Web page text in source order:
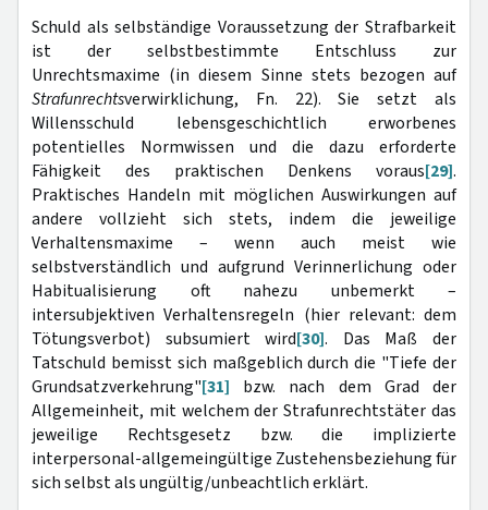
Schuld als selbständige Voraussetzung der Strafbarkeit
ist der selbstbestimmte Entschluss zur
Unrechtsmaxime (in diesem Sinne stets bezogen auf
Strafunrechtsverwirklichung, Fn. 22). Sie setzt als
Willensschuld lebensgeschichtlich erworbenes
potentielles Normwissen und die dazu erforderte
Fähigkeit des praktischen Denkens voraus[29].
Praktisches Handeln mit möglichen Auswirkungen auf
andere vollzieht sich stets, indem die jeweilige
Verhaltensmaxime – wenn auch meist wie
selbstverständlich und aufgrund Verinnerlichung oder
Habitualisierung oft nahezu unbemerkt –
intersubjektiven Verhaltensregeln (hier relevant: dem
Tötungsverbot) subsumiert wird[30]. Das Maß der
Tatschuld bemisst sich maßgeblich durch die "Tiefe der
Grundsatzverkehrung"[31] bzw. nach dem Grad der
Allgemeinheit, mit welchem der Strafunrechtstäter das
jeweilige Rechtsgesetz bzw. die implizierte
interpersonal-allgemeingültige Zustehensbeziehung für
sich selbst als ungültig/unbeachtlich erklärt.